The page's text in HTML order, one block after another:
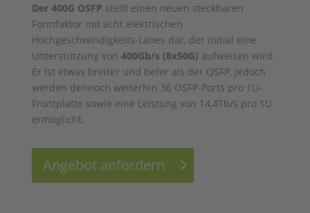
Der 400G OSFP stellt einen neuen steckbaren
Formfaktor mit acht elektrischen
Hochgeschwindigkeits-Lanes dar, der initial eine
Unterstützung von 400Gb/s (8x50G) aufweisen wird.
Er ist etwas breiter und tiefer als der QSFP, jedoch
werden dennoch weiterhin 36 OSFP-Ports pro 1U-
Frontplatte sowie eine Leistung von 14,4Tb/s pro 1U
ermöglicht.
Angebot anfordern